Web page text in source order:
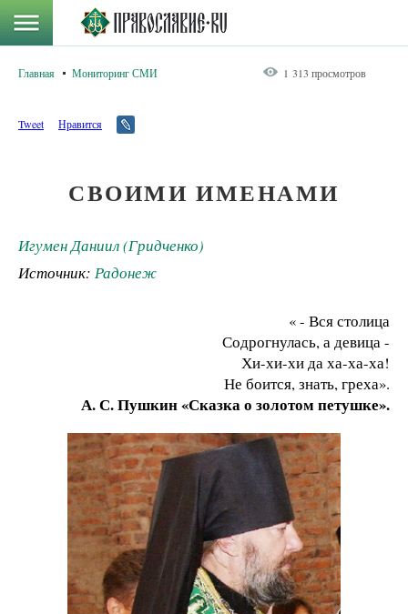
Главная Мониторинг СМИ 1 313 просмотров
Tweet Нравится
СВОИМИ ИМЕНАМИ
Игумен Даниил (Гридченко)
Источник: Радонеж
« - Вся столица
Содрогнулась, а девица -
Хи-хи-хи да ха-ха-ха!
Не боится, знать, греха».
А. С. Пушкин «Сказка о золотом петушке».